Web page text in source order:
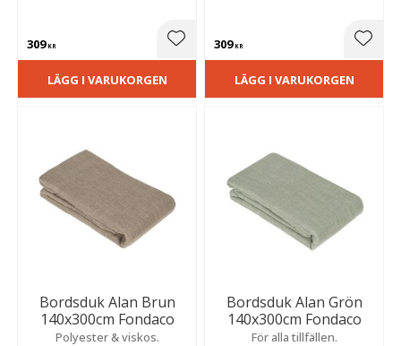
309KR Lägg till i favoriter
LÄGG I VARUKORGEN
309KR
LÄGG I VARUKORGEN
Bordsduk Alan Brun
140x300cm Fondaco
Polyester & viskos.
Bordsduk Alan Grön
140x300cm Fondaco
För alla tillfällen.